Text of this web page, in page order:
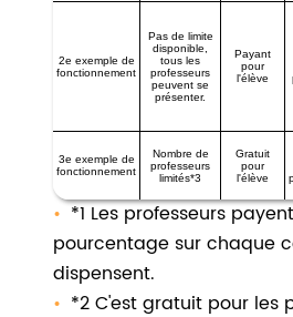
2e exemple de
fonctionnement
Pas de limite
disponible,
tous les
professeurs
peuvent se
présenter.
Payant
pour
l'élève
3e exemple de
fonctionnement
Nombre de
professeurs
limités*3
Gratuit
pour
l'élève
*1 Les professeurs
pourcentage sur chaque
dispensent.
*2 C'est gratuit pour les